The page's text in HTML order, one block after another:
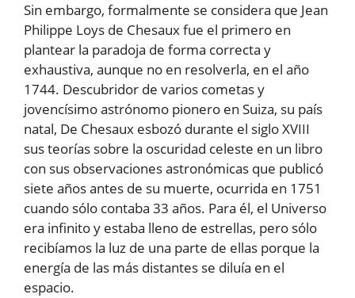
Sin embargo, formalmente se considera que Jean
Philippe Loys de Chesaux fue el primero en
plantear la paradoja de forma correcta y
exhaustiva, aunque no en resolverla, en el año
1744. Descubridor de varios cometas y
jovencísimo astrónomo pionero en Suiza, su país
natal, De Chesaux esbozó durante el siglo XVIII
sus teorías sobre la oscuridad celeste en un libro
con sus observaciones astronómicas que publicó
siete años antes de su muerte, ocurrida en 1751
cuando sólo contaba 33 años. Para él, el Universo
era infinito y estaba lleno de estrellas, pero sólo
recibíamos la luz de una parte de ellas porque la
energía de las más distantes se diluía en el
espacio.